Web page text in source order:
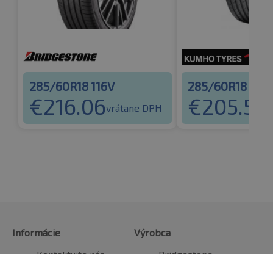
285/60R18 116V
€216.06vrátane DPH
285/60R18 116V
€205.55
Informácie
Výrobca